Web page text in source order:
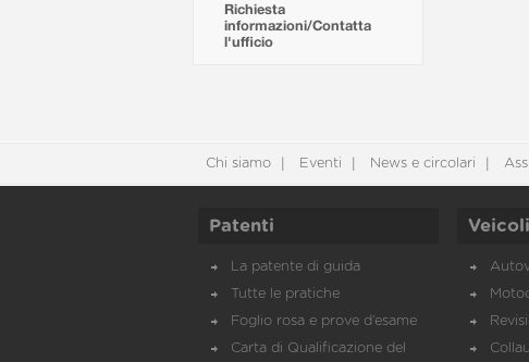
Richiesta
informazioni/Contatta
l'ufficio
Chi siamo Eventi News e circolari
Patenti
La patente di guida
Tutte le pratiche
Foglio rosa e prove d’esame
Carta di Qualificazione del
Veicoli